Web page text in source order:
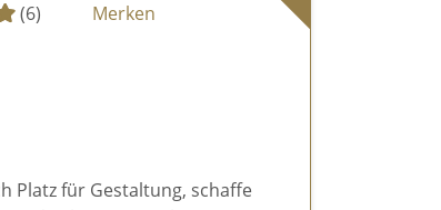
(6)
Merken
Platz für Gestaltung, schaffe